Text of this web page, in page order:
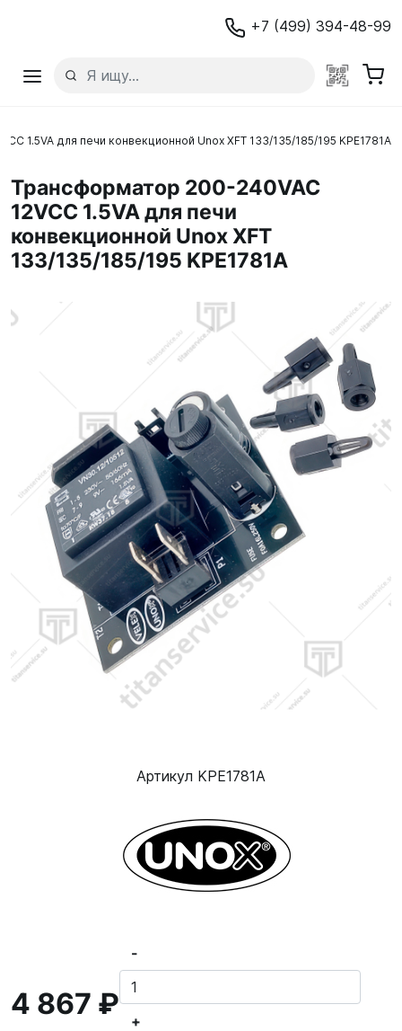
+7 (499) 394-48-99
1.5VA для печи конвекционной Unox XFT 133/135/185/195 KPE1781A
Трансформатор 200-240VAC
12VCC 1.5VA для печи
конвекционной Unox XFT
133/135/185/195 KPE1781A
Артикул KPE1781A
4 867 ₽
-
+